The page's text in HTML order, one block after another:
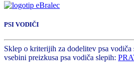
PSI VODIČI
Sklep o kriterijih za dodelitev psa vodiča
vsebini preizkusa psa vodiča slepih: